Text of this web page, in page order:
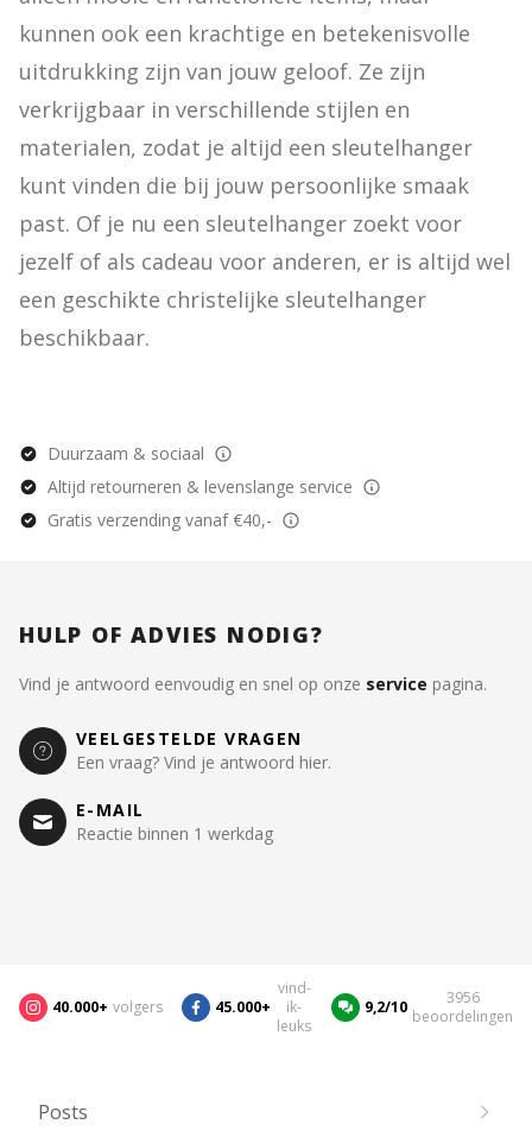
kunnen ook een krachtige en betekenisvolle
uitdrukking zijn van jouw geloof. Ze zijn
verkrijgbaar in verschillende stijlen en
materialen, zodat je altijd een sleutelhanger
kunt vinden die bij jouw persoonlijke smaak
past. Of je nu een sleutelhanger zoekt voor
jezelf of als cadeau voor anderen, er is altijd wel
een geschikte christelijke sleutelhanger
beschikbaar.
Duurzaam & sociaal
Altijd retourneren & levenslange service
Gratis verzending vanaf €40,-
HULP OF ADVIES NODIG?
Vind je antwoord eenvoudig en snel op onze service pagina.
VEELGESTELDE VRAGEN
Een vraag? Vind je antwoord hier.
E-MAIL
Reactie binnen 1 werkdag
40.000+ volgers 45.000+
vind-
ik-
leuks
9,2/10
3956
beoordelingen
Posts